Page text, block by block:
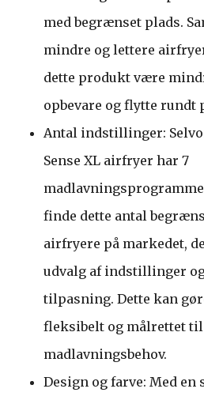
med begrænset plads.
mindre og lettere
dette produkt være
opbevare og flytte rundt
Antal indstillinger:
Sense XL airfryer har 7
finde dette antal
airfryere på markedet,
udvalg af indstillinger
tilpasning. Dette kan
fleksibelt og målrettet
madlavningsbehov.
Design og farve: Med en